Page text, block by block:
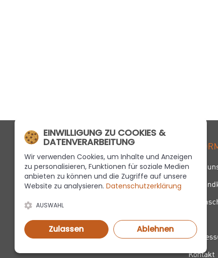
MÜHLE4
An der Mühle 4
47906 Kempen
Telefon
Über
AGB
Kontakt
EINWILLIGUNG ZU COOKIES &
DATENVERARBEITUNG
Wir verwenden Cookies, um Inhalte und Anzeigen
zu personalisieren, Funktionen für soziale Medien
anbieten zu können und die Zugriffe auf unsere
Website zu analysieren. Datenschutzerklärung
AUSWAHL
Zulassen Ablehnen